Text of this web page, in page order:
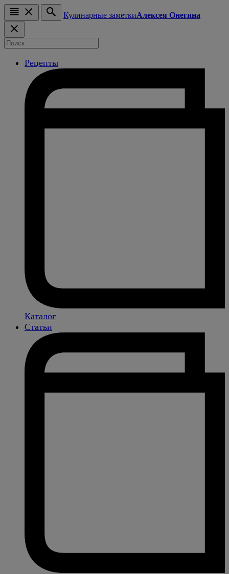
Кулинарные заметкиАлексея Онегина
Рецепты
Каталог
Статьи